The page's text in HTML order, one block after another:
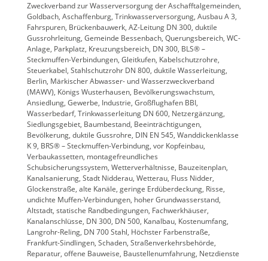
Zweckverband zur Wasserversorgung der Aschafftalgemeinden,
Goldbach, Aschaffenburg, Trinkwasserversorgung, Ausbau A 3,
Fahrspuren, Brückenbauwerk, AZ-Leitung DN 300, duktile
Gussrohrleitung, Gemeinde Bessenbach, Querungsbereich, WC-
Anlage, Parkplatz, Kreuzungsbereich, DN 300, BLS® –
Steckmuffen-Verbindungen, Gleitkufen, Kabelschutzrohre,
Steuerkabel, Stahlschutzrohr DN 800, duktile Wasserleitung,
Berlin, Märkischer Abwasser- und Wasserzweckverband
(MAWV), Königs Wusterhausen, Bevölkerungswachstum,
Ansiedlung, Gewerbe, Industrie, Großflughafen BBI,
Wasserbedarf, Trinkwasserleitung DN 600, Netzergänzung,
Siedlungsgebiet, Baumbestand, Beeinträchtigungen,
Bevölkerung, duktile Gussrohre, DIN EN 545, Wanddickenklasse
K 9, BRS® – Steckmuffen-Verbindung, vor Kopfeinbau,
Verbaukassetten, montagefreundliches
Schubsicherungssystem, Wetterverhältnisse, Bauzeitenplan,
Kanalsanierung, Stadt Nidderau, Wetterau, Fluss Nidder,
Glockenstraße, alte Kanäle, geringe Erdüberdeckung, Risse,
undichte Muffen-Verbindungen, hoher Grundwasserstand,
Altstadt, statische Randbedingungen, Fachwerkhäuser,
Kanalanschlüsse, DN 300, DN 500, Kanalbau, Kostenumfang,
Langrohr-Reling, DN 700 Stahl, Höchster Farbenstraße,
Frankfurt-Sindlingen, Schaden, Straßenverkehrsbehörde,
Reparatur, offene Bauweise, Baustellenumfahrung, Netzdienste